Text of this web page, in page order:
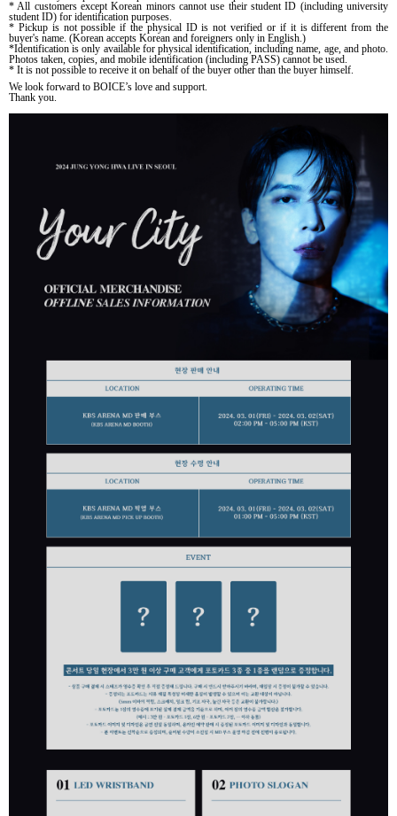
* All customers except Korean minors cannot use their student ID (including university
student ID) for identification purposes.
* Pickup is not possible if the physical ID is not verified or if it is different from the
buyer's name. (Korean accepts Korean and foreigners only in English.)
*Identification is only available for physical identification, including name, age, and photo.
Photos taken, copies, and mobile identification (including PASS) cannot be used.
* It is not possible to receive it on behalf of the buyer other than the buyer himself.
We look forward to BOICE’s love and support.
Thank you.